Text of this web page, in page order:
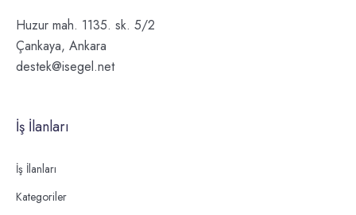
Huzur mah. 1135. sk. 5/2
Çankaya, Ankara
destek@isegel.net
İş İlanları
İş İlanları
Kategoriler